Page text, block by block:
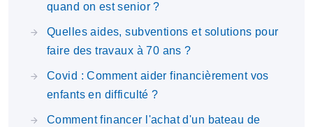
quand on est senior ?
Quelles aides, subventions et solutions pour
faire des travaux à 70 ans ?
Covid : Comment aider financièrement vos
enfants en difficulté ?
Comment financer l'achat d'un bateau de